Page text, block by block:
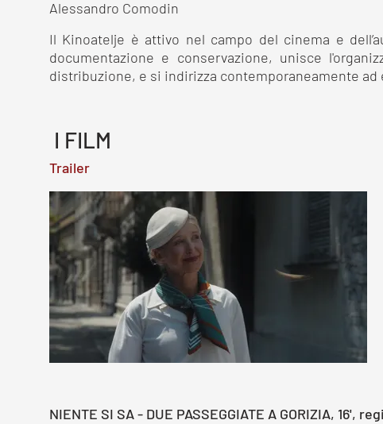
Alessandro Comodin
Il Kinoatelje è attivo nel campo del cinema e
documentazione e conservazione, unisce
distribuzione, e si indirizza contemporaneamente
I FILM
Trailer
NIENTE SI SA - DUE PASSEGGIATE A GORIZIA, 16',